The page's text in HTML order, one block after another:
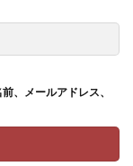
、メールアドレス、